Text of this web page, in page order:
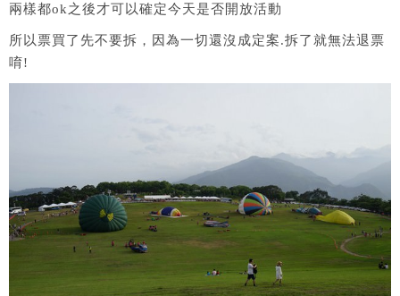
兩樣都ok之後才可以確定今天是否開放活動
所以票買了先不要拆，因為一切還沒成定案.拆了就無法退票
唷!